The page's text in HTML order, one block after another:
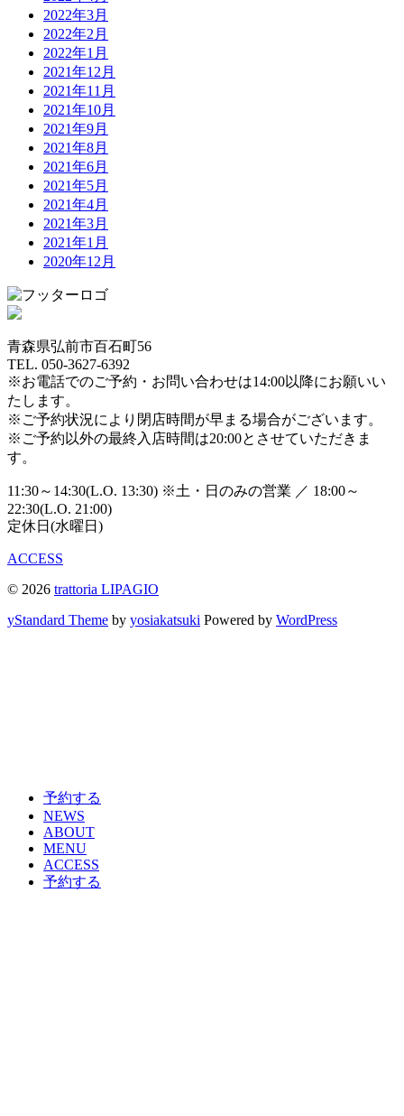
2022年3月
2022年2月
2022年1月
2021年12月
2021年11月
2021年10月
2021年9月
2021年8月
2021年6月
2021年5月
2021年4月
2021年3月
2021年1月
2020年12月
青森県弘前市百石町56
TEL. 050-3627-6392
※お電話でのご予約・お問い合わせは14:00以降にお願いい
たします。
※ご予約状況により閉店時間が早まる場合がございます。
※ご予約以外の最終入店時間は20:00とさせていただきま
す。
11:30～14:30(L.O. 13:30) ※土・日のみの営業 ／ 18:00～
22:30(L.O. 21:00)
定休日(水曜日)
ACCESS
© 2026 trattoria LIPAGIO
yStandard Theme by yosiakatsuki Powered by WordPress
予約する
NEWS
ABOUT
MENU
ACCESS
予約する